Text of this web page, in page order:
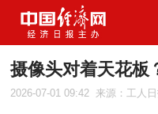
摄像头对着天花板
2026-07-01 09:42 来源：工人